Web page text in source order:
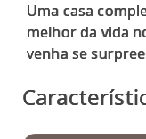
Uma casa
melhor da vida